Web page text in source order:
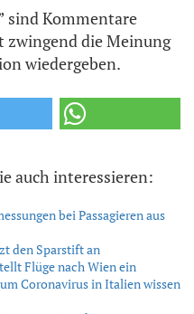
sind Kommentare
die Meinung
wiedergeben.
auch interessieren:
bei Passagieren aus
den Sparstift an
Flüge nach Wien ein
Coronavirus in Italien wissen